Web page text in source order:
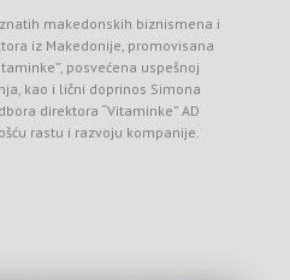
makedonskih biznismena i
iz Makedonije, promovisana
posvećena uspešnoj
kao i lični doprinos Simona
direktora “Vitaminke” AD
rastu i razvoju kompanije.